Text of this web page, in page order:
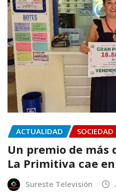
ACTUALIDAD SOCIEDAD
Un premio de más
La Primitiva cae
Sureste Televisión